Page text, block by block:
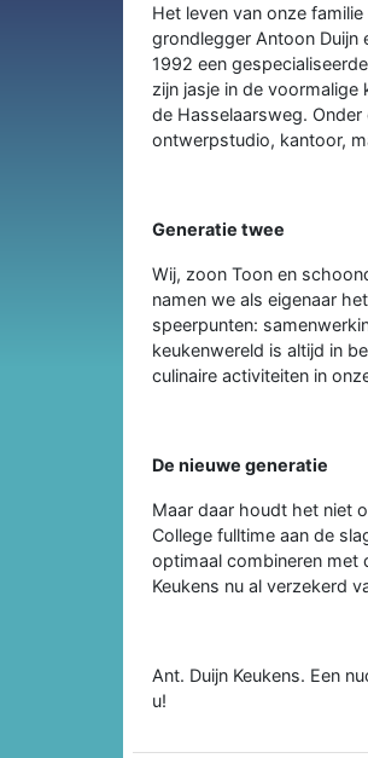
Het leven van onze
grondlegger Antoon
1992 een
zijn jasje in de
de Hasselaarsweg.
ontwerpstudio, kantoor,
Generatie twee
Wij, zoon Toon en
namen we als eigenaar
speerpunten:
keukenwereld is altijd in
culinaire activiteiten in
De nieuwe generatie
Maar daar houdt het niet
College fulltime aan de
optimaal combineren met
Keukens nu al verzekerd
Ant. Duijn Keukens. Een
u!